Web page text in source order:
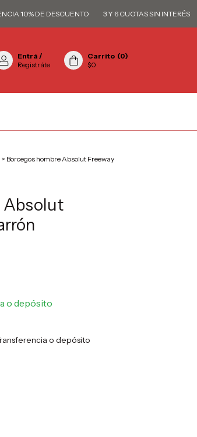
DE DESCUENTO 3 Y 6 CUOTAS SIN INTERÉS
Entrá /
Registráte
Carrito (0)
$0
> Borcegos hombre Absolut Freeway
Absolut
o depósito
o depósito